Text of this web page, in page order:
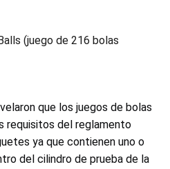
(juego de 216 bolas
que los juegos de bolas
requisitos del reglamento
ya que contienen uno o
del cilindro de prueba de la